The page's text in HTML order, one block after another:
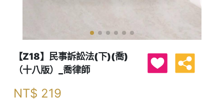
【Z18】民事訴訟法(下)(喬)
（十八版）_喬律師
NT$ 219